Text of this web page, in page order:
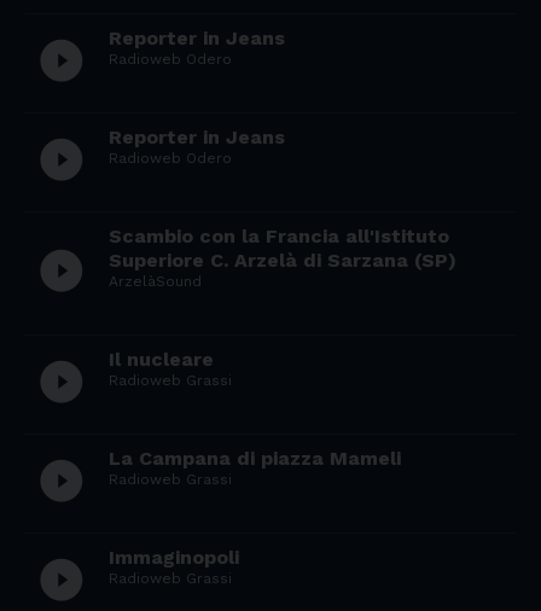
play_circle_filled Reporter in Jeans
Radioweb Odero
play_circle_filled Reporter in Jeans
Radioweb Odero
play_circle_filled
Scambio con la Francia all'Istituto
Superiore C. Arzelà di Sarzana (SP)
ArzelàSound
play_circle_filled Il nucleare
Radioweb Grassi
play_circle_filled La Campana di piazza Mameli
Radioweb Grassi
play_circle_filled Immaginopoli
Radioweb Grassi